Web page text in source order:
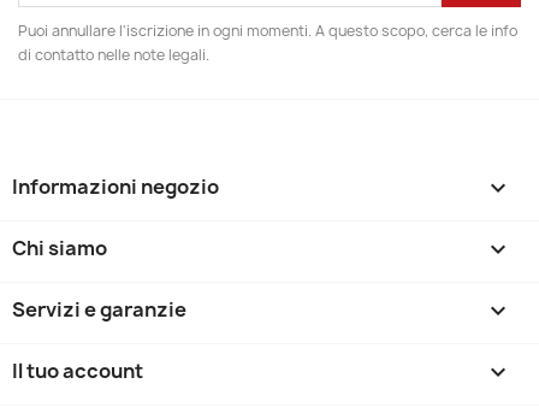
Puoi annullare l'iscrizione in ogni momenti. A questo scopo, cerca le info
di contatto nelle note legali.
Informazioni negozio keyboard_arrow_down
Chi siamo 
Servizi e garanzie 
Il tuo account 